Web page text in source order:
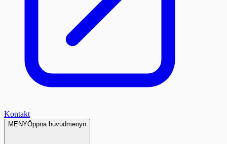
Kontakt
MENYÖppna huvudmenyn